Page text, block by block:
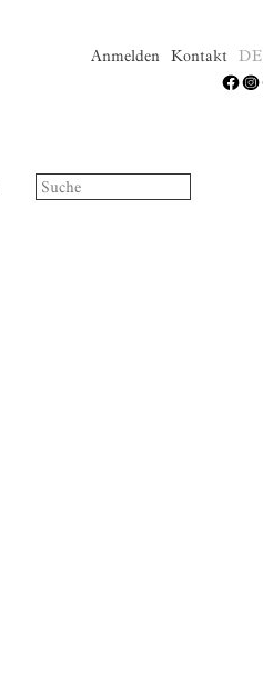
DE
Kontakt
Anmelden